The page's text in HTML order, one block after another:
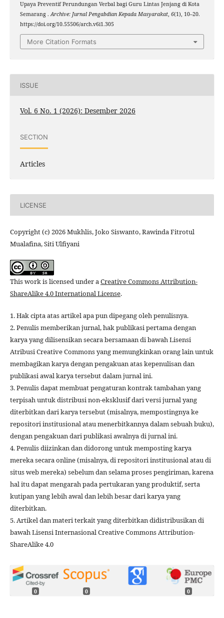
Upaya Preventif Perundungan Verbal bagi Guru Lintas Jenjang di Kota
Semarang . Archive: Jurnal Pengabdian Kepada Masyarakat, 6(1), 10–20.
https://doi.org/10.55506/arch.v6i1.305
More Citation Formats
ISSUE
Vol. 6 No. 1 (2026): Desember 2026
SECTION
Articles
LICENSE
Copyright (c) 2026 Mukhlis, Joko Siswanto, Rawinda Fitrotul
Mualafina, Siti Ulfiyani
This work is licensed under aCreative Commons Attribution-
ShareAlike 4.0 International License.
1. Hak cipta atas artikel apa pun dipegang oleh penulisnya.
2. Penulis memberikan jurnal, hak publikasi pertama dengan
karya yang dilisensikan secara bersamaan di bawah Lisensi
Atribusi Creative Commons yang memungkinkan orang lain untuk
membagikan karya dengan pengakuan atas kepenulisan dan
publikasi awal karya tersebut dalam jurnal ini.
3. Penulis dapat membuat pengaturan kontrak tambahan yang
terpisah untuk distribusi non-eksklusif dari versi jurnal yang
diterbitkan dari karya tersebut (misalnya, mempostingnya ke
repositori institusional atau menerbitkannya dalam sebuah buku),
dengan pengakuan dari publikasi awalnya di jurnal ini.
4. Penulis diizinkan dan didorong untuk memposting karya
mereka secara online (misalnya, di repositori institusional atau di
situs web mereka) sebelum dan selama proses pengiriman, karena
hal itu dapat mengarah pada pertukaran yang produktif, serta
kutipan yang lebih awal dan lebih besar dari karya yang
diterbitkan.
5. Artikel dan materi terkait yang diterbitkan didistribusikan di
bawah Lisensi Internasional Creative Commons Attribution-
ShareAlike 4.0
0 0 0